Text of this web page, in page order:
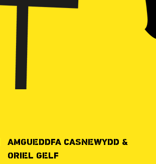
AMGUEDDFA CASNEWYDD &
ORIEL GELF